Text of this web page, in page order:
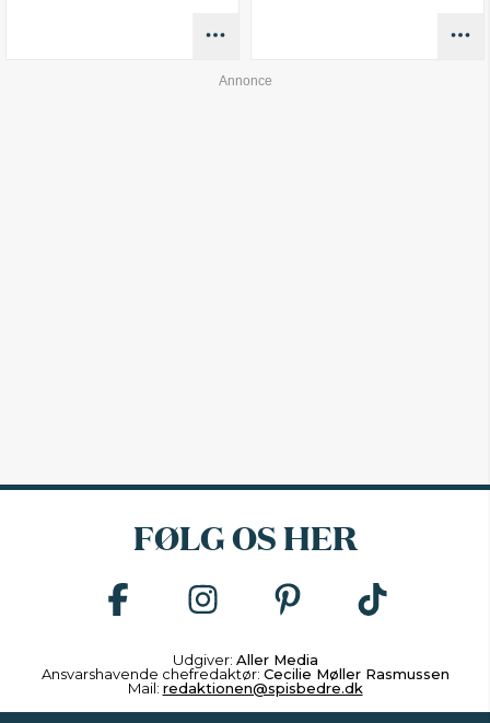
FØLG OS HER
Udgiver: Aller Media
Ansvarshavende chefredaktør: Cecilie Møller Rasmussen
Mail: redaktionen@spisbedre.dk